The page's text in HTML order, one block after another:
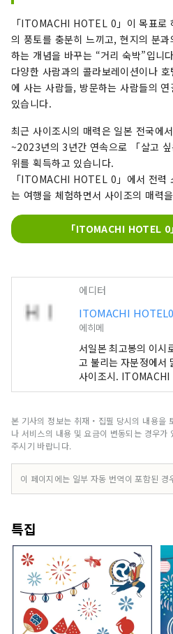
「ITOMACHI HOTEL 0」이 목표로
의 풍토를 충분히 느끼고, 현지의 분
하는 개념을 바꾸는 “거리 숙박”입니
다양한 사람과의 콜라보레이션이나
에 사는 사람들, 방문하는 사람들의
있습니다.
최근 사이조시의 매력은 일본 전국에
~2023년의 3년간 연속으로 「살고
위를 획득하고 있습니다.
「ITOMACHI HOTEL 0」에서 전력
는 여행을 체험하면서 사이조의 매력
「ITOMACHI HOTEL
에디터
ITOMACHI HOTEL0
에히메
서일본 최고봉의 이시
고 불리는 자분정에서
사이조시.
불리는 이 사이조의
을 받는 것으로 사람
처럼, 제로 에너지에
본 기사의 정보는 취재・집필 당시의 내용을
나 서비스의 내용 및 요금이 변동되는 경우가
주시기 바랍니다.
이 페이지에는 일부 자동 번역이 포함된 경
특집